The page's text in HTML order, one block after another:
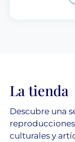
La tienda
Descubre una
culturales y